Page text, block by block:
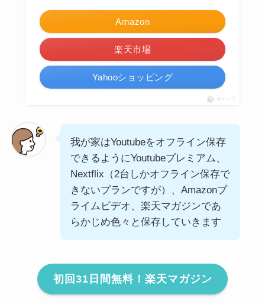
Amazon
楽天市場
Yahooショッピング
ポチップ
我が家はYoutubeをオフライン保存
できるようにYoutubeプレミアム、
Nextflix（2台しかオフライン保存で
きないプランですが）、Amazonプ
ライムビデオ、楽天マガジンであ
らかじめ色々と保存していきます
初回31日間無料！楽天マガジン